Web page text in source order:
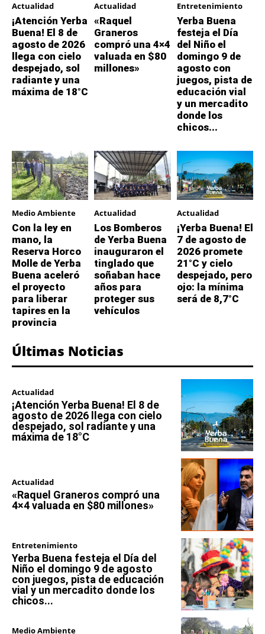
Actualidad
¡Atención Yerba
Buena! El 8 de
agosto de 2026
llega con cielo
despejado, sol
radiante y una
máxima de 18°C
Actualidad
«Raquel
Graneros
compró una 4×4
valuada en $80
millones»
Entretenimiento
Yerba Buena
festeja el Día
del Niño el
domingo 9 de
agosto con
juegos, pista de
educación vial
y un mercadito
donde los
chicos...
Medio Ambiente
Con la ley en
mano, la
Reserva Horco
Molle de Yerba
Buena aceleró
el proyecto
para liberar
tapires en la
provincia
Actualidad
Los Bomberos
de Yerba Buena
inauguraron el
tinglado que
soñaban hace
años para
proteger sus
vehículos
Actualidad
¡Yerba Buena! El
7 de agosto de
2026 promete
21°C y cielo
despejado, pero
ojo: la mínima
será de 8,7°C
Últimas Noticias
Actualidad
¡Atención Yerba Buena! El 8 de
agosto de 2026 llega con cielo
despejado, sol radiante y una
máxima de 18°C
Actualidad
«Raquel Graneros compró una
4×4 valuada en $80 millones»
Entretenimiento
Yerba Buena festeja el Día del
Niño el domingo 9 de agosto
con juegos, pista de educación
vial y un mercadito donde los
chicos...
Medio Ambiente